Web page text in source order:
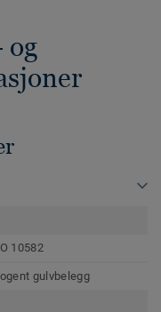
og
10582
gulvbelegg